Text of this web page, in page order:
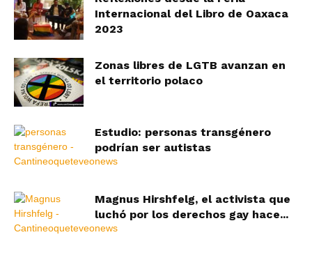
Internacional del Libro de Oaxaca
2023
Zonas libres de LGTB avanzan en
el territorio polaco
Estudio: personas transgénero
podrían ser autistas
Magnus Hirshfelg, el activista que
luchó por los derechos gay hace...